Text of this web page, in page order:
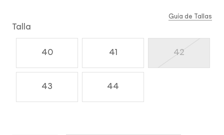
Talla
40 41 42
43 44
Guía de Tallas